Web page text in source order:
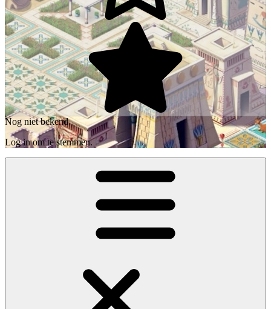
Nog niet bekend
Log in om te stemmen.